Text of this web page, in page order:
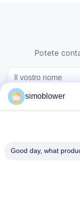
Potete
simoblower
Good day, what